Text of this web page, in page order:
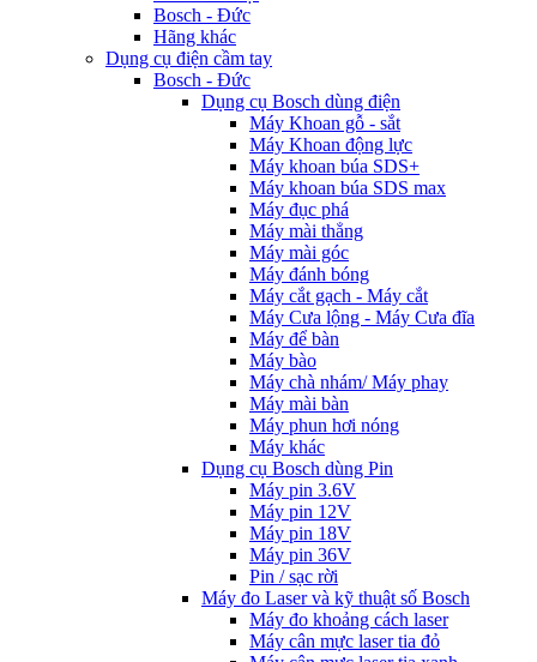
Bosch - Đức
Hãng khác
Dụng cụ điện cầm tay
Bosch - Đức
Dụng cụ Bosch dùng điện
Máy Khoan gỗ - sắt
Máy Khoan động lực
Máy khoan búa SDS+
Máy khoan búa SDS max
Máy đục phá
Máy mài thẳng
Máy mài góc
Máy đánh bóng
Máy cắt gạch - Máy cắt
Máy Cưa lộng - Máy Cưa đĩa
Máy để bàn
Máy bào
Máy chà nhám/ Máy phay
Máy mài bàn
Máy phun hơi nóng
Máy khác
Dụng cụ Bosch dùng Pin
Máy pin 3.6V
Máy pin 12V
Máy pin 18V
Máy pin 36V
Pin / sạc rời
Máy đo Laser và kỹ thuật số Bosch
Máy đo khoảng cách laser
Máy cân mực laser tia đỏ